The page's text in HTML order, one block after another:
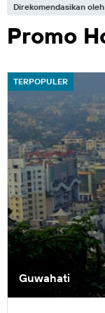
Direkomendasikan oleh
Promo
TERPOPULER
Guwahati